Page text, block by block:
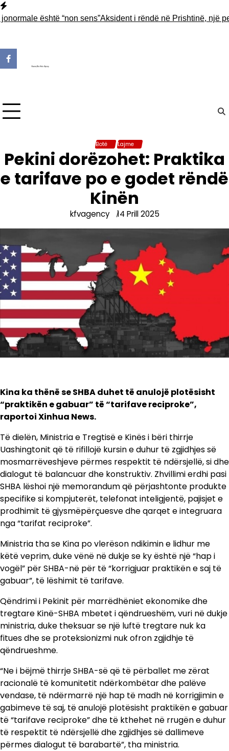
Skip
to
është “non sens” Aksident i rëndë në Prishtinë, një person
Botë Lajme
Pekini dorëzohet: Praktika
e tarifave po e godet rëndë
Kinën
kfvagency 14 Prill 2025
Kina ka thënë se SHBA duhet të anulojë plotësisht
“praktikën e gabuar” të “tarifave reciproke”,
raportoi Xinhua News.
Të dielën, Ministria e Tregtisë e Kinës i bëri thirrje
Uashingtonit që të rifillojë kursin e duhur të zgjidhjes së
mosmarrëveshjeve përmes respektit të ndërsjellë, si dhe
dialogut të balancuar dhe konstruktiv. Zhvillimi erdhi pasi
SHBA lëshoi ​​një memorandum që përjashtonte produkte
specifike si kompjuterët, telefonat inteligjentë, pajisjet e
prodhimit të gjysmëpërçuesve dhe qarqet e integruara
nga “tarifat reciproke”.
Ministria tha se Kina po vlerëson ndikimin e lidhur me
këtë veprim, duke vënë në dukje se ky është një “hap i
vogël” për SHBA-në për të “korrigjuar praktikën e saj të
gabuar”, të lëshimit të tarifave.
Qëndrimi i Pekinit për marrëdhëniet ekonomike dhe
tregtare Kinë-SHBA mbetet i qëndrueshëm, vuri në dukje
ministria, duke theksuar se një luftë tregtare nuk ka
fitues dhe se proteksionizmi nuk ofron zgjidhje të
qëndrueshme.
“Ne i bëjmë thirrje SHBA-së që të përballet me zërat
racionalë të komunitetit ndërkombëtar dhe palëve
vendase, të ndërmarrë një hap të madh në korrigjimin e
gabimeve të saj, të anulojë plotësisht praktikën e gabuar
të “tarifave reciproke” dhe të kthehet në rrugën e duhur
të respektit të ndërsjellë dhe zgjidhjes së dallimeve
përmes dialogut të barabartë”, tha ministria.